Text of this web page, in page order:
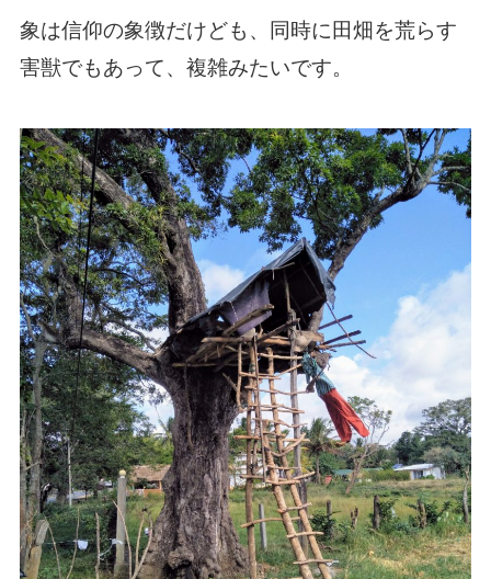
象は信仰の象徴だけども、同時に田畑を荒らす
害獣でもあって、複雑みたいです。